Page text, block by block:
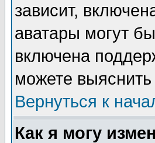
зависит,
аватары могут
включена
можете
Вернуться к
Как я могу